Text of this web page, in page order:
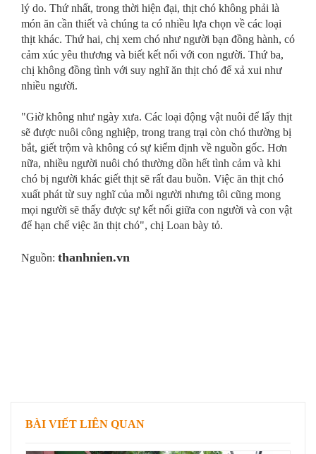
lý do. Thứ nhất, trong thời hiện đại, thịt chó không phải là
món ăn cần thiết và chúng ta có nhiều lựa chọn về các loại
thịt khác. Thứ hai, chị xem chó như người bạn đồng hành, có
cảm xúc yêu thương và biết kết nối với con người. Thứ ba,
chị không đồng tình với suy nghĩ ăn thịt chó để xả xui như
nhiều người.
"Giờ không như ngày xưa. Các loại động vật nuôi để lấy thịt
sẽ được nuôi công nghiệp, trong trang trại còn chó thường bị
bắt, giết trộm và không có sự kiểm định về nguồn gốc. Hơn
nữa, nhiều người nuôi chó thường dồn hết tình cảm và khi
chó bị người khác giết thịt sẽ rất đau buồn. Việc ăn thịt chó
xuất phát từ suy nghĩ của mỗi người nhưng tôi cũng mong
mọi người sẽ thấy được sự kết nối giữa con người và con vật
để hạn chế việc ăn thịt chó", chị Loan bày tỏ.
Nguồn: thanhnien.vn
BÀI VIẾT LIÊN QUAN